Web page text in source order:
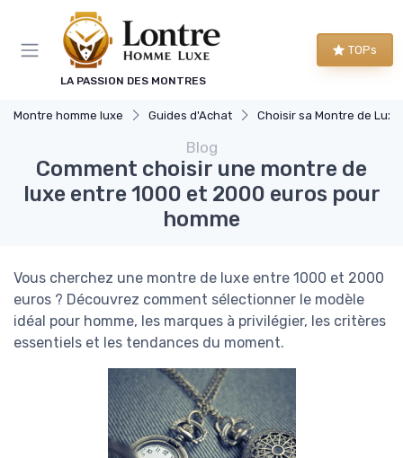
LA PASSION DES MONTRES
TOPs
Montre homme luxe Guides d'Achat Choisir sa Montre de Luxe
Blog
Comment choisir une montre de
luxe entre 1000 et 2000 euros pour
homme
Vous cherchez une montre de luxe entre 1000 et 2000
euros ? Découvrez comment sélectionner le modèle
idéal pour homme, les marques à privilégier, les critères
essentiels et les tendances du moment.
Panneau de gestion des cookies